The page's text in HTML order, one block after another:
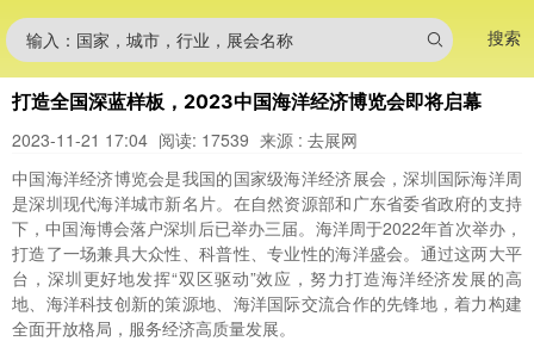
输入：国家，城市，行业，展会名称 搜索
打造全国深蓝样板，2023中国海洋经济博览会即将启幕
2023-11-21 17:04 阅读: 17539 来源 : 去展网
中国海洋经济博览会是我国的国家级海洋经济展会，深圳国际海洋周
是深圳现代海洋城市新名片。在自然资源部和广东省委省政府的支持
下，中国海博会落户深圳后已举办三届。海洋周于2022年首次举办，
打造了一场兼具大众性、科普性、专业性的海洋盛会。通过这两大平
台，深圳更好地发挥“双区驱动”效应，努力打造海洋经济发展的高
地、海洋科技创新的策源地、海洋国际交流合作的先锋地，着力构建
全面开放格局，服务经济高质量发展。